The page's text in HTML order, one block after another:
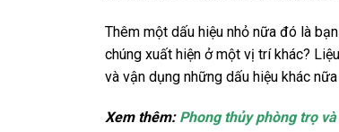
Thêm một dấu hiệu nhỏ nữa đó là
chúng xuất hiện ở một vị trí khác?
và vận dụng những dấu hiệu khác
Xem thêm: Phong thủy phòng trọ